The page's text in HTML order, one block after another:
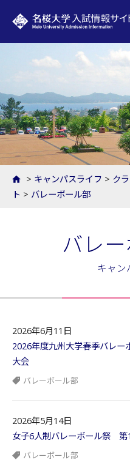
> キャンパスライフ > ク
ト > バレーボール部
バレ
キャン
2026年6月11日
2026年度九州大学春季バレー
大会
バレーボール部
2026年5月14日
女子6人制バレーボール祭 第
バレーボール部